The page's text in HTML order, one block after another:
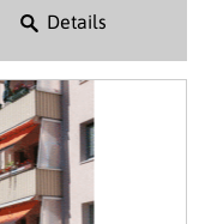
Details